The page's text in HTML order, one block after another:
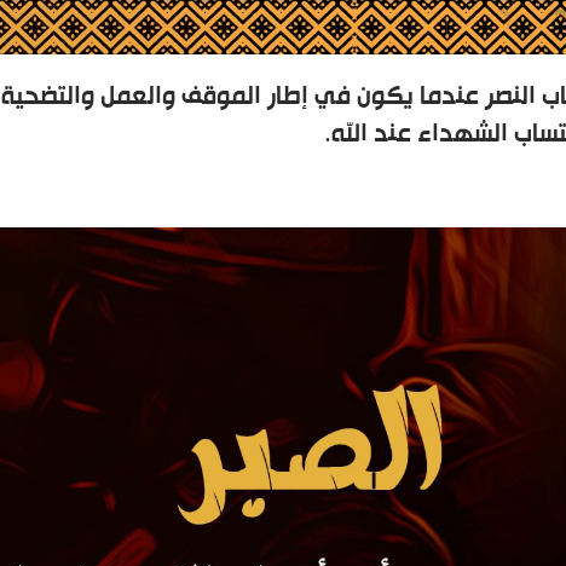
النصر عندما يكون في إطار الموقف والعمل والتضحية
الشهداء عند الله.